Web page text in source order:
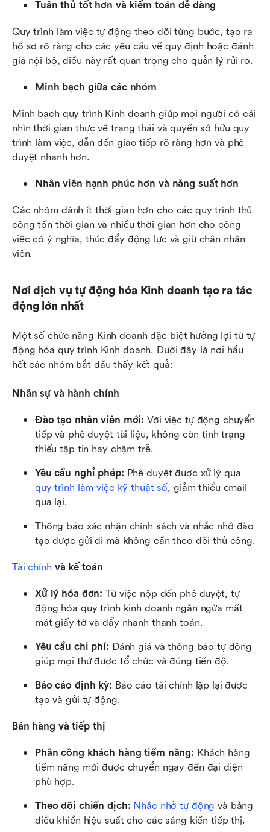
Tuân thủ tốt hơn và kiểm toán dễ dàng
Quy trình làm việc tự động theo dõi từng bước, tạo ra
hồ sơ rõ ràng cho các yêu cầu về quy định hoặc đánh
giá nội bộ, điều này rất quan trọng cho quản lý rủi ro.
Minh bạch giữa các nhóm
Minh bạch quy trình Kinh doanh giúp mọi người có cái
nhìn thời gian thực về trạng thái và quyền sở hữu quy
trình làm việc, dẫn đến giao tiếp rõ ràng hơn và phê
duyệt nhanh hơn.
Nhân viên hạnh phúc hơn và năng suất hơn
Các nhóm dành ít thời gian hơn cho các quy trình thủ
công tốn thời gian và nhiều thời gian hơn cho công
việc có ý nghĩa, thúc đẩy động lực và giữ chân nhân
viên.
Nơi dịch vụ tự động hóa Kinh doanh tạo ra tác
động lớn nhất
Một số chức năng Kinh doanh đặc biệt hưởng lợi từ tự
động hóa quy trình Kinh doanh. Dưới đây là nơi hầu
hết các nhóm bắt đầu thấy kết quả:
Nhân sự và hành chính
Đào tạo nhân viên mới: Với việc tự động chuyển
tiếp và phê duyệt tài liệu, không còn tình trạng
thiếu tập tin hay chậm trễ.
Yêu cầu nghỉ phép:
quy trình làm việc kỹ thuật số, giảm thiểu email
qua lại.
Thông báo xác nhận chính sách và nhắc nhở đào
tạo được gửi đi mà không cần theo dõi thủ công.
Tài chính và kế toán
Xử lý hóa đơn: Từ việc nộp đến phê duyệt, tự
động hóa quy trình kinh doanh ngăn ngừa mất
mát giấy tờ và đẩy nhanh thanh toán.
Yêu cầu chi phí: Đánh giá và thông báo tự động
giúp mọi thứ được tổ chức và đúng tiến độ.
Báo cáo định kỳ: Báo cáo tài chính lặp lại được
tạo và gửi tự động.
Bán hàng và tiếp thị
Phân công khách hàng tiềm năng: Khách hàng
tiềm năng mới được chuyển ngay đến đại diện
phù hợp.
Theo dõi chiến dịch: Nhắc nhở tự động và bảng
điều khiển hiệu suất cho các sáng kiến tiếp thị.